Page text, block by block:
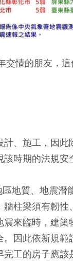
交情的朋友，
、施工，因此
時期的法規安
地質、地震潛
柱梁須有韌
來臨時，建築
因此依新規範
工的房子應該